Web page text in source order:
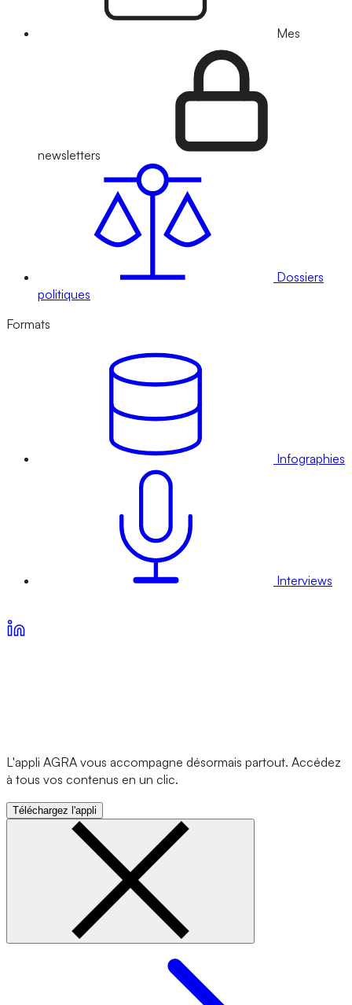
Mes
newsletters
Dossiers
politiques
Formats
Infographies
Interviews
L'appli AGRA vous accompagne désormais partout. Accédez
à tous vos contenus en un clic.
Téléchargez l'appli